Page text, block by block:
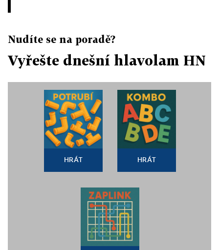
Nudíte se na poradě?
Vyřešte dnešní hlavolam HN
HRÁT HRÁT